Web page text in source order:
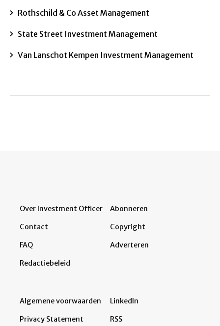
Rothschild & Co Asset Management
State Street Investment Management
Van Lanschot Kempen Investment Management
Over Investment Officer
Contact
FAQ
Redactiebeleid
Abonneren
Copyright
Adverteren
Algemene voorwaarden
Privacy Statement
LinkedIn
RSS